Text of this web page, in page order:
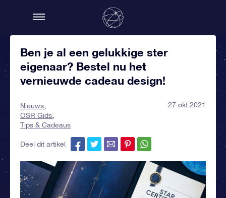
Ben je al een gelukkige ster
eigenaar? Bestel nu het
vernieuwde cadeau design!
Nieuws
OSR Gids
Tips & Cadeaus
27 okt 2021
Deel dit artikel